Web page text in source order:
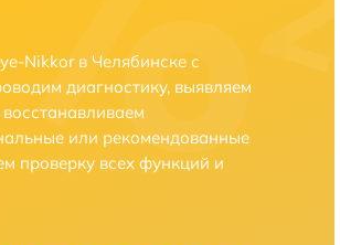
Nikkor в Челябинске с
диагностику, выявляем
или рекомендованные
проверку всех функций и